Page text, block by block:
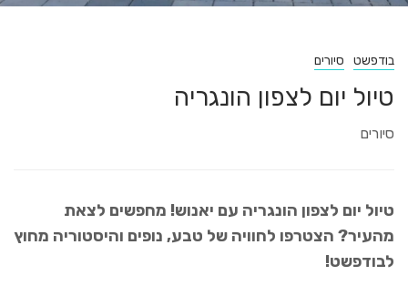
בודפשט סיורים
טיול יום לצפון הונגריה
סיורים
טיול יום לצפון הונגריה עם יאנוש! מחפשים לצאת
מהעיר? הצטרפו לחוויה של טבע, נופים והיסטוריה מחוץ
לבודפשט!